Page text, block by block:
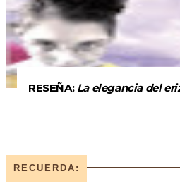
RESEÑA: La elegancia del
RECUERDA: